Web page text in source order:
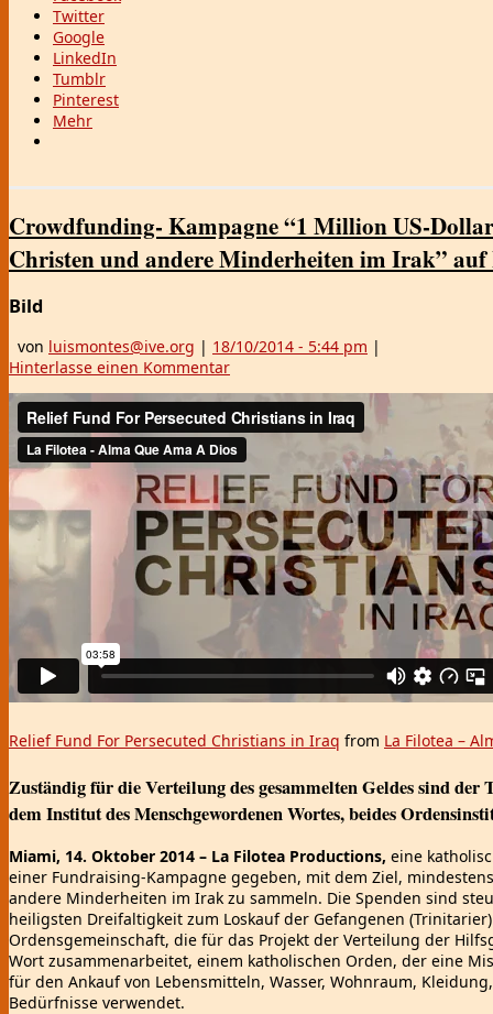
Twitter
Google
LinkedIn
Tumblr
Pinterest
Mehr
Crowdfunding- Kampagne “1 Million US-
Christen und andere Minderheiten im Irak” auf
Bild
von luismontes@ive.org | 18/10/2014 - 5:44 pm |
Hinterlasse einen Kommentar
Relief Fund For Persecuted Christians in Iraq from La Filotea –
Zuständig für die Verteilung des gesammelten Geldes sind
dem Institut des Menschgewordenen Wortes, beides
Miami, 14. Oktober 2014 – La Filotea Productions, eine
einer Fundraising-Kampagne gegeben, mit dem Ziel,
andere Minderheiten im Irak zu sammeln. Die Spenden sind
heiligsten Dreifaltigkeit zum Loskauf der Gefangenen
Ordensgemeinschaft, die für das Projekt der Verteilung der
Wort zusammenarbeitet, einem katholischen Orden, der eine
für den Ankauf von Lebensmitteln, Wasser, Wohnraum,
Bedürfnisse verwendet.